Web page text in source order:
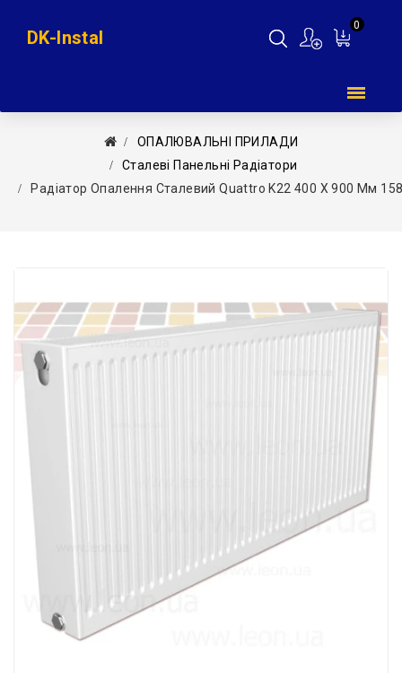
0
DK-Instal
ОПАЛЮВАЛЬНІ ПРИЛАДИ
Сталеві Панельні Радіатори
Радіатор Опалення Сталевий Quattro K22 400 X 900 Мм